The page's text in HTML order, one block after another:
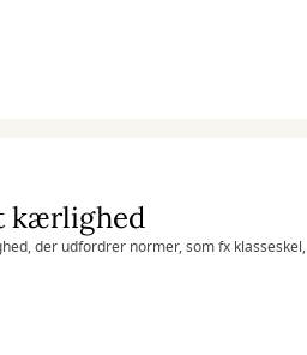
kærlighed
der udfordrer normer, som fx klasseskel,